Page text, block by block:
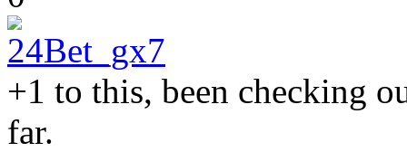
24Bet_gx7
+1 to this, been checking
far.